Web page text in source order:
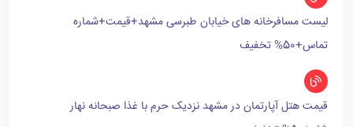
لیست مسافرخانه های خیابان طبرسی مشهد+قیمت+شماره
تماس+50% تخفیف
قیمت هتل آپارتمان در مشهد نزدیک حرم با غذا صبحانه نهار